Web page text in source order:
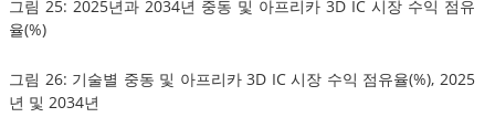
그림 25: 2025년과 2034년 중동 및 아프리카 3D IC 시장 수익 점유
율(%)
그림 26: 기술별 중동 및 아프리카 3D IC 시장 수익 점유율(%), 2025
년 및 2034년